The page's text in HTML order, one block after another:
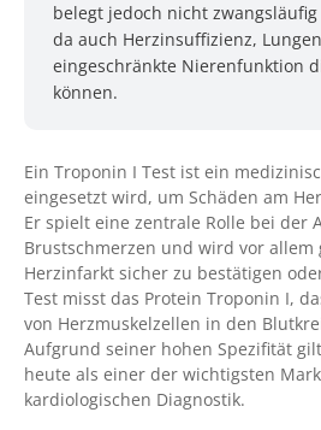
belegt jedoch nicht
da auch Herzinsuffizienz,
eingeschränkte Nierenfunktion
können.
Ein Troponin I Test ist ein
eingesetzt wird, um Schäden am
Er spielt eine zentrale Rolle bei der
Brustschmerzen und wird vor allem
Herzinfarkt sicher zu bestätigen
Test misst das Protein Troponin I,
von Herzmuskelzellen in den
Aufgrund seiner hohen Spezifität
heute als einer der wichtigsten
kardiologischen Diagnostik.